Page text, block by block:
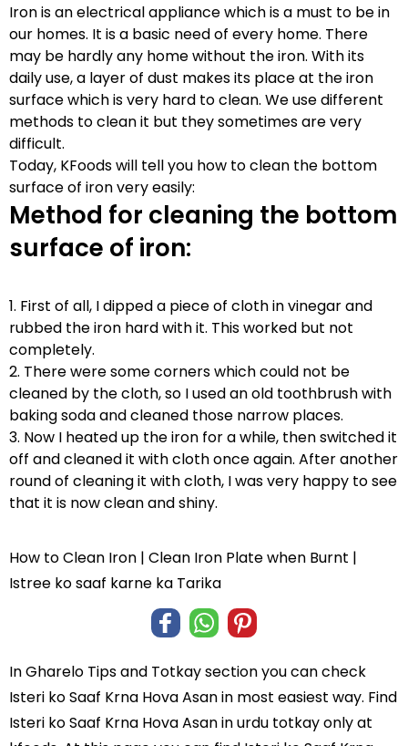
Iron is an electrical appliance which is a must to be in
our homes. It is a basic need of every home. There
may be hardly any home without the iron. With its
daily use, a layer of dust makes its place at the iron
surface which is very hard to clean. We use different
methods to clean it but they sometimes are very
difficult.
Today, KFoods will tell you how to clean the bottom
surface of iron very easily:
Method for cleaning the bottom
surface of iron:
1. First of all, I dipped a piece of cloth in vinegar and
rubbed the iron hard with it. This worked but not
completely.
2. There were some corners which could not be
cleaned by the cloth, so I used an old toothbrush with
baking soda and cleaned those narrow places.
3. Now I heated up the iron for a while, then switched it
off and cleaned it with cloth once again. After another
round of cleaning it with cloth, I was very happy to see
that it is now clean and shiny.
How to Clean Iron | Clean Iron Plate when Burnt |
Istree ko saaf karne ka Tarika
InGharelo Tips and Totkaysection you can check
Isteri ko Saaf Krna Hova Asanin most easiest way. Find
Isteri ko Saaf Krna Hova Asan inurdu totkayonly at